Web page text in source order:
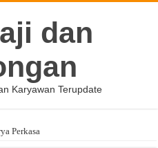
dan
Karyawan Terupdate
Perkasa